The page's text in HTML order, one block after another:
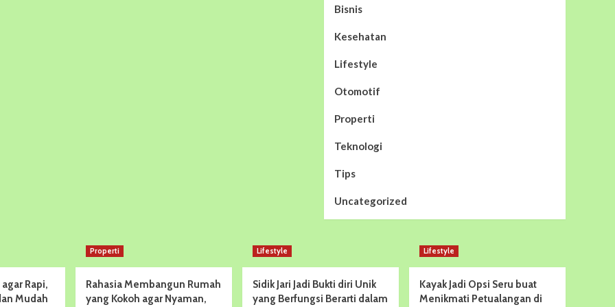
Bisnis
Kesehatan
Lifestyle
Otomotif
Properti
Teknologi
Tips
Uncategorized
Rapi,
Mudah
Properti
Rahasia Membangun Rumah
yang Kokoh agar Nyaman,
Lifestyle
Sidik Jari Jadi Bukti diri Unik
yang Berfungsi Berarti dalam
Lifestyle
Kayak Jadi Opsi Seru buat
Menikmati Petualangan di